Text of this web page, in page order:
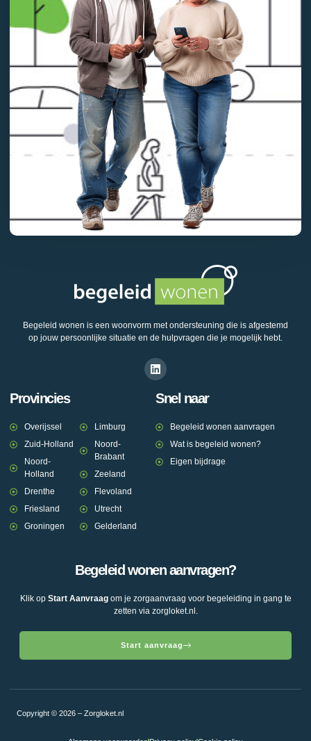
Begeleid wonen is een woonvorm met ondersteuning die is afgestemd
op jouw persoonlijke situatie en de hulpvragen die je mogelijk hebt.
Provincies
Overijssel
Zuid-Holland
Noord-
Holland
Drenthe
Friesland
Groningen
Limburg
Noord-
Brabant
Zeeland
Flevoland
Utrecht
Gelderland
Snel naar
Begeleid wonen aanvragen
Wat is begeleid wonen?
Eigen bijdrage
Begeleid wonen aanvragen?
Klik op Start Aanvraagom je zorgaanvraag voor begeleiding in gang te
zetten via zorgloket.nl.
Start aanvraag
Copyright © 2026 – Zorgloket.nl